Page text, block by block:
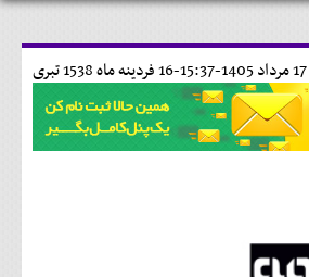
16 فردينه ماه 1538 تبری